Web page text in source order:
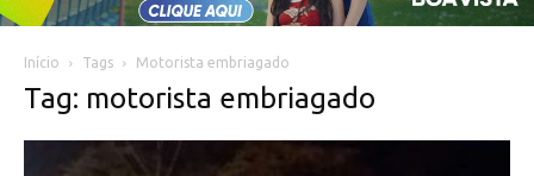
Início Tags Motorista embriagado
Tag: motorista embriagado